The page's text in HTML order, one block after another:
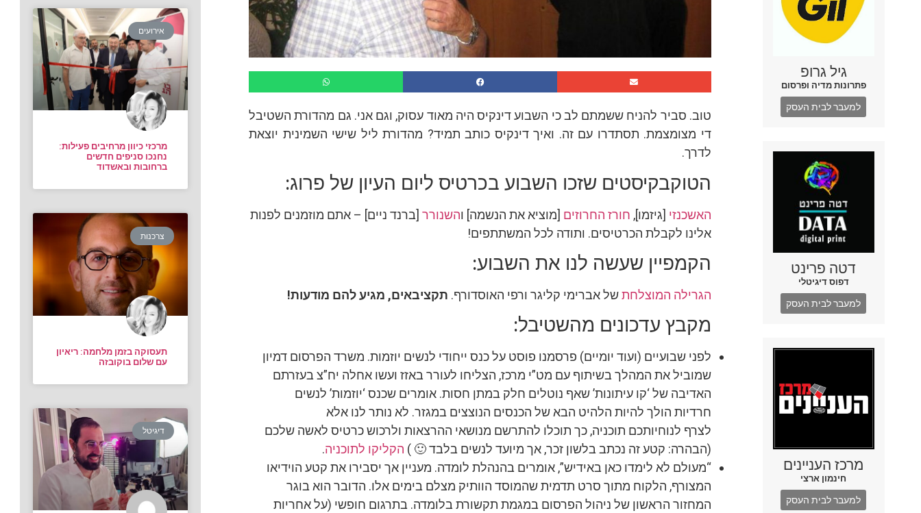
גיל גרופ
פתרונות מדיה ופרסום
למעבר לבית העסק
דטה פרינט
דפוס דיגיטלי
למעבר לבית העסק
מרכז העניינים
חינמון ארצי
למעבר לבית העסק
טוב. סביר להניח ששמתם לב כי השבוע דינקיס היה מאוד עסוק, וגם אני. גם מהדורת השטיבל
די מצומצמת. תסתדרו עם זה. ואיך דינקיס כותב תמיד? מהדורת ליל שישי השמינית יוצאת
לדרך.
הטוקבקיסטים שזכו השבוע בכרטיס ליום העיון של פרוג:
האשכנזי [גיזמו], חורז החרוזים [מוציא את הנשמה] והשנורר [ברנד ניים] – אתם מוזמנים לפנות
אלינו לקבלת הכרטיסים. ותודה לכל המשתתפים!
הקמפיין שעשה לנו את השבוע:
הגרילה המוצלחתשל אברימי קליגר ורפי האוסדורף. תקציבאים, מגיע להם מודעות!
מקבץ עדכונים מהשטיבל:
לפני שבועיים (ועוד יומיים) פרסמנו פוסט על כנס ייחודי לנשים יוזמות. משרד הפרסום דמיון
שמוביל את המהלך בשיתוף עם מט”י מרכז, הצליחו לעורר באזז ועשו אחלה יח”צ בעזרתם
האדיבה של ‘קו עיתונות’ שאף נוטלים חלק במתן חסות. אומרים שכנס ‘יוזמות’ לנשים
חרדיות הולך להיות הלהיט הבא של הכנסים הנוצצים במגזר. לא נותר לנו אלא
לצרף לנוחיותכם תוכניה, כך תוכלו להתרשם מנושאי ההרצאות ולרכוש כרטיס לאשה שלכם
(הבהרה: קטע זה נכתב בלשון זכר, אך מיועד לנשים בלבד 🙂 ) הקליקו לתוכניה.
“מעולם לא לימדו כאן באידיש”, אומרים בהנהלת לומדה. מעניין אך יסבירו את קטע הוידיאו
המצורף, הלקוח מתוך סרט תדמית שהמוסד הוותיק מצלם בימים אלו. הדובר הוא בוגר
המחזור הראשון של ניהול הפרסום במגמת תקשורת בלומדה. בתרגום חופשי (על אחריות
אירועים
מרכזי כיוון מרחיבים פעילות:
נחנכו סניפים חדשים
ברחובות ובאשדוד
צרכנות
תעסוקה בזמן מלחמה: ריאיון
עם שלום בוקובזה
דיגיטל